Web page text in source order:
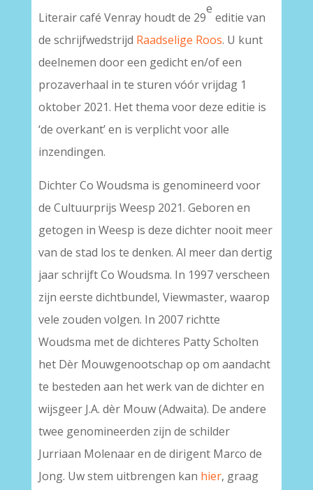
Literair café Venray houdt de 29
e
editie van
de schrijfwedstrijd Raadselige Roos. U kunt
deelnemen door een gedicht en/of een
prozaverhaal in te sturen vóór vrijdag 1
oktober 2021. Het thema voor deze editie is
‘de overkant’ en is verplicht voor alle
inzendingen.
Dichter Co Woudsma is genomineerd voor
de Cultuurprijs Weesp 2021. Geboren en
getogen in Weesp is deze dichter nooit meer
van de stad los te denken. Al meer dan dertig
jaar schrijft Co Woudsma. In 1997 verscheen
zijn eerste dichtbundel, Viewmaster, waarop
vele zouden volgen. In 2007 richtte
Woudsma met de dichteres Patty Scholten
het Dèr Mouwgenootschap op om aandacht
te besteden aan het werk van de dichter en
wijsgeer J.A. dèr Mouw (Adwaita). De andere
twee genomineerden zijn de schilder
Jurriaan Molenaar en de dirigent Marco de
Jong. Uw stem uitbrengen kan hier, graag